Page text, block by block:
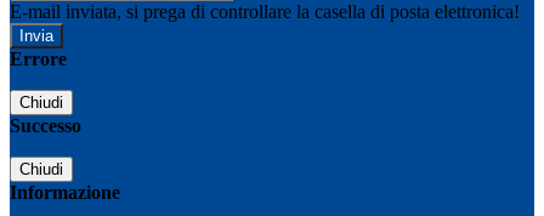
E-mail inviata, si prega di controllare la casella di posta elettronica!
Errore
Chiudi
Successo
Chiudi
Informazione